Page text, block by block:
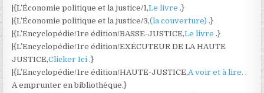
|{L’Économie politique et la justice/1,Le livre.}
|{L’Économie politique et la justice/3,(la couverture).}
|{L’Encyclopédie/1re édition/BASSE-JUSTICE,Le livre.}
|{L’Encyclopédie/1re édition/EXÉCUTEUR DE LA HAUTE
JUSTICE,Clicker Ici.}
|{L’Encyclopédie/1re édition/HAUTE-JUSTICE,A voir et à lire..
A emprunter en bibliothèque.}